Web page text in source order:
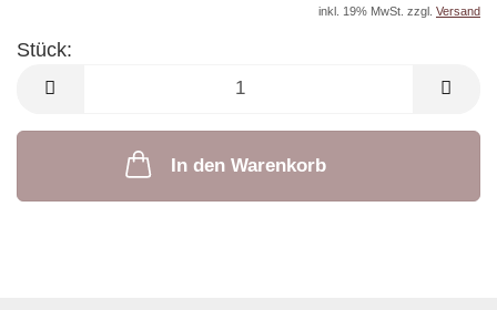
inkl. 19% MwSt. zzgl. Versand
Stück:
Stück
In den Warenkorb